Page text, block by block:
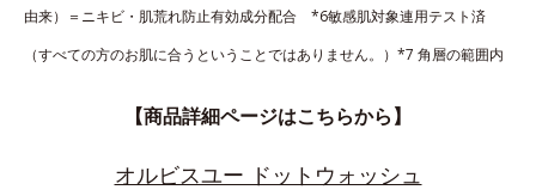
由来）＝ニキビ・肌荒れ防止有効成分配合 *6敏感肌対象連用テスト済
（すべての方のお肌に合うということではありません。）*7 角層の範囲内
【商品詳細ページはこちらから】
オルビスユー ドットウォッシュ